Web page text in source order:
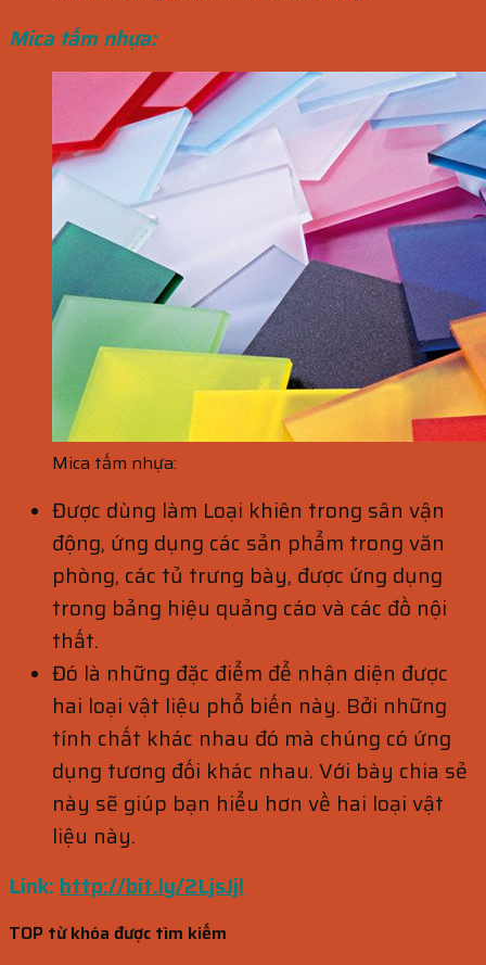
Mica tấm nhựa:
Mica tấm nhựa:
Được dùng làm Loại khiên trong sân vận
động, ứng dụng các sản phẩm trong văn
phòng, các tủ trưng bày, được ứng dụng
trong bảng hiệu quảng cáo và các đồ nội
thất.
Đó là những đặc điểm để nhận diện được
hai loại vật liệu phổ biến này. Bởi những
tính chất khác nhau đó mà chúng có ứng
dụng tương đối khác nhau. Với bày chia sẻ
này sẽ giúp bạn hiểu hơn về hai loại vật
liệu này.
Link: http://bit.ly/2LjsJjl
TOP từ khóa được tìm kiếm